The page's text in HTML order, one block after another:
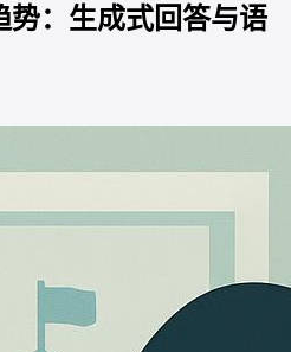
：生成式回答与语